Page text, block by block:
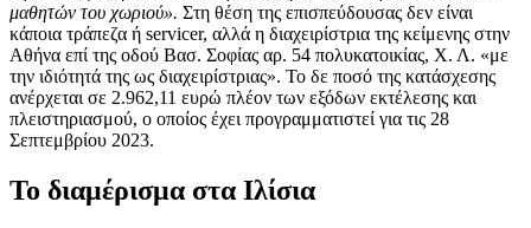
μαθητών του χωριού». Στη θέση της επισπεύδουσας δεν είναι
κάποια τράπεζα ή servicer, αλλά η διαχειρίστρια της κείμενης στην
Αθήνα επί της οδού Βασ. Σοφίας αρ. 54 πολυκατοικίας, Χ. Λ. «με
την ιδιότητά της ως διαχειρίστριας». Το δε ποσό της κατάσχεσης
ανέρχεται σε 2.962,11 ευρώ πλέον των εξόδων εκτέλεσης και
πλειστηριασμού, ο οποίος έχει προγραμματιστεί για τις 28
Σεπτεμβρίου 2023.
Το διαμέρισμα στα Ιλίσια